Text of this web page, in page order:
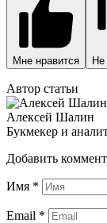
Мне нравится Не
Автор статьи
Алексей Шалин
Букмекер и
Добавить
Имя *
Email *